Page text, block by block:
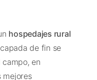
hospedajes rural
de fin se
campo, en
mejores